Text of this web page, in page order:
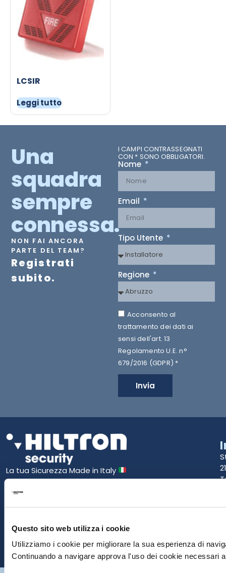
Questo sito web utilizza i cookie
Utilizziamo i cookie per migliorare la sua esperienza di
Continuando a navigare approva l'uso dei cookie necessari
LCSIR
Leggi tutto
Una
squadra
sempre
connessa.
NON FAI ANCORA
PARTE DEL TEAM?
Registrati
subito.
I CAMPI CONTRASSEGNATI
CON * SONO OBBLIGATORI.
Nome
Email
Tipo Utente
Regione
Acconsento al
trattamento dei dati ai
sensi dell'art. 13
Regolamento U.E. n°
679/2016 (GDPR) *
Invia
La tua Sicurezza Made in Italy